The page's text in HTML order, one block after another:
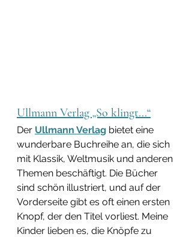
Ullmann Verlag „So klingt...“
Der Ullmann Verlag bietet eine
wunderbare Buchreihe an, die sich
mit Klassik, Weltmusik und anderen
Themen beschäftigt. Die Bücher
sind schön illustriert, und auf der
Vorderseite gibt es oft einen ersten
Knopf, der den Titel vorliest. Meine
Kinder lieben es, die Knöpfe zu